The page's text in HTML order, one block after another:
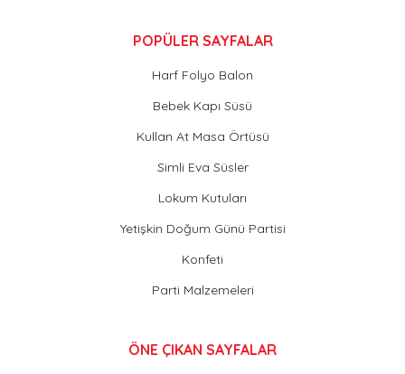
POPÜLER SAYFALAR
Harf Folyo Balon
Bebek Kapı Süsü
Kullan At Masa Örtüsü
Simli Eva Süsler
Lokum Kutuları
Yetişkin Doğum Günü Partisi
Konfeti
Parti Malzemeleri
ÖNE ÇIKAN SAYFALAR